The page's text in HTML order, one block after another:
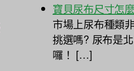
寶貝尿布尺寸怎
市場上尿布種類
挑選嗎? 尿布是
囉！ […]